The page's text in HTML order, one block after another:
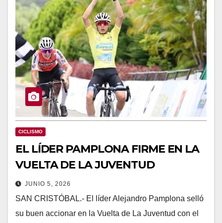
CICLISMO
EL LÍDER PAMPLONA FIRME EN LA
VUELTA DE LA JUVENTUD
JUNIO 5, 2026
SAN CRISTÓBAL.- El líder Alejandro Pamplona selló
su buen accionar en la Vuelta de La Juventud con el